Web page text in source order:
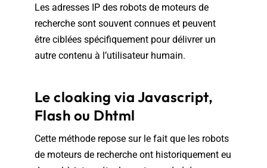
Les adresses IP des robots de moteurs de
recherche sont souvent connues et peuvent
être ciblées spécifiquement pour délivrer un
autre contenu à l’utilisateur humain.
Le cloaking via Javascript,
Flash ou Dhtml
Cette méthode repose sur le fait que les robots
de moteurs de recherche ont historiquement eu